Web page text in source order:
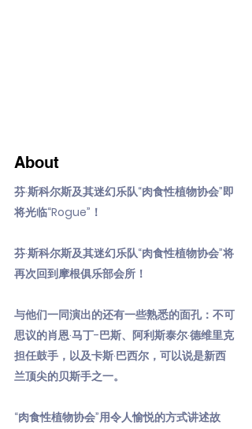
About
芬·斯科尔斯及其迷幻乐队“肉食性植物协会”即
将光临“Rogue”！
芬·斯科尔斯及其迷幻乐队“肉食性植物协会”将
再次回到摩根俱乐部会所！
与他们一同演出的还有一些熟悉的面孔：不可
思议的肖恩·马丁-巴斯、阿利斯泰尔·德维里克
担任鼓手，以及卡斯·巴西尔，可以说是新西
兰顶尖的贝斯手之一。
“肉食性植物协会”用令人愉悦的方式讲述故